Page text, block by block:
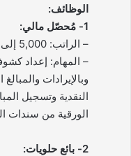
الوظائف:
1- مُحصّل مالي:
– الراتب: 5,000 إلى 7,000 ريال سعودي.
– المهام: إعداد
وبالإيرادات
النقدية وتسجيل
الورقية من سندات
2- بائع حلويات: